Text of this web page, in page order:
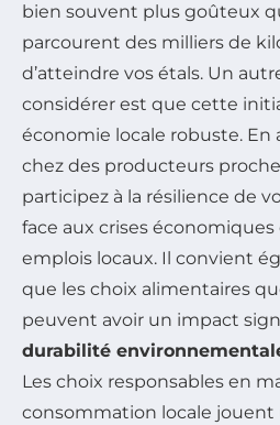
bien souvent plus goûteux
parcourent des milliers de
d’atteindre vos étals. Un
considérer est que cette
économie locale robuste.
chez des producteurs
participez à la résilience de
face aux crises
emplois locaux. Il convient
que les choix alimentaires
peuvent avoir un impact
durabilité
Les choix responsables en
consommation locale jouent